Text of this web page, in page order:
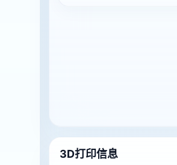
3D打印信息